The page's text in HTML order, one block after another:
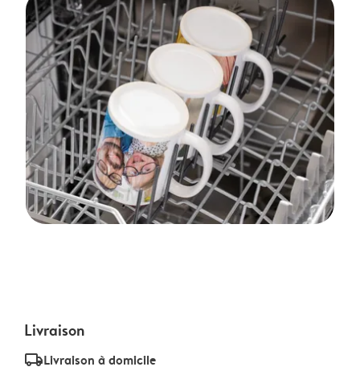
Livraison
delivery_standard_v2Livraison à domicile